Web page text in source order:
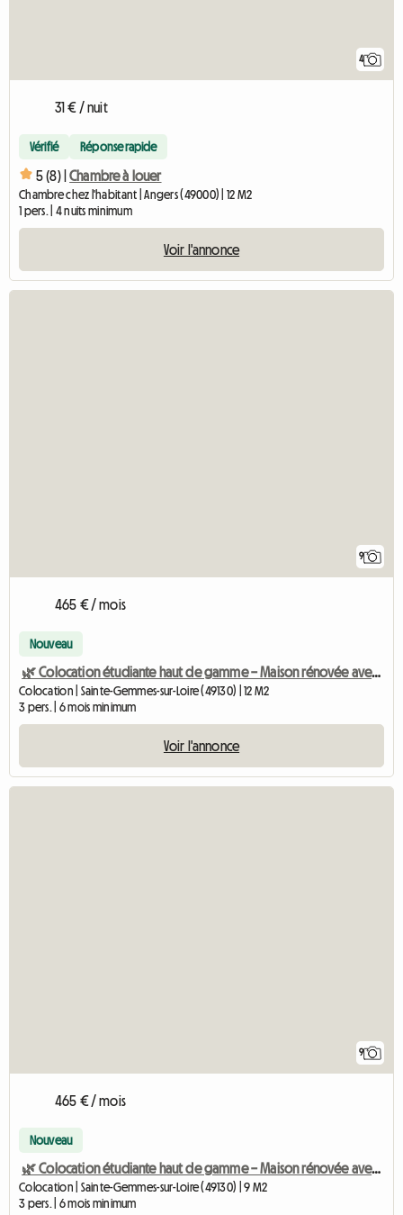
4
31 € / nuit
Vérifié Réponse rapide
5 (8) | Chambre à louer
Chambre chez l'habitant | Angers (49000) | 12 M2
1 pers. | 4 nuits minimum
Voir l'annonce
9
465 € / mois
Nouveau
🌿 Colocation étudiante haut de gamme – Maison rénovée avec jardin
Colocation | Sainte-Gemmes-sur-Loire (49130) | 12 M2
3 pers. | 6 mois minimum
Voir l'annonce
9
465 € / mois
Nouveau
🌿 Colocation étudiante haut de gamme – Maison rénovée avec jardin
Colocation | Sainte-Gemmes-sur-Loire (49130) | 9 M2
3 pers. | 6 mois minimum